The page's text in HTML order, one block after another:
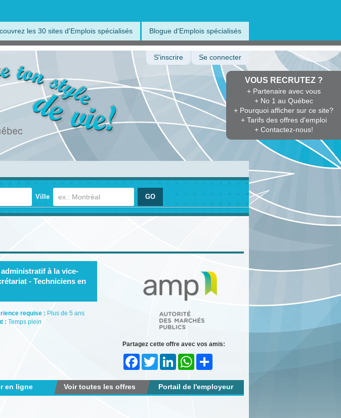
les 30 sites d'Emplois spécialisés Blogue d'Emplois spécialisés
VOUS RECRUTEZ ?
+ Partenaire avec vous
+ No 1 au Québec
+ Pourquoi afficher sur ce site?
+ Tarifs des offres d'emploi
+ Contactez-nous!
S'inscrire Se connecter
Ville
à la vice-
- Techniciens en
requise : Plus de 5 ans
: Temps plein
Partagez cette offre avec vos amis:
FacebookTwitter LinkedInWhatsApp
Portail de l'employeur
Voir toutes les offres
en ligne